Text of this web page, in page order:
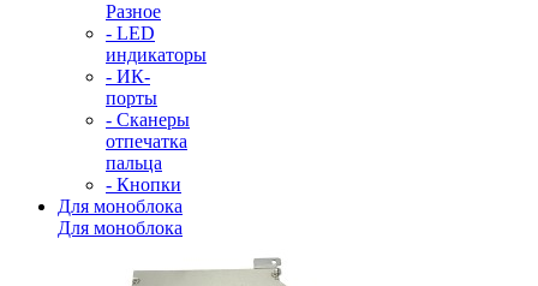
Разное
- LED
индикаторы
- ИК-
порты
- Сканеры
отпечатка
пальца
- Кнопки
Для моноблока
Для моноблока